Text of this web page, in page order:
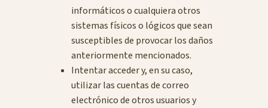
informáticos o cualquiera otros
sistemas físicos o lógicos que sean
susceptibles de provocar los daños
anteriormente mencionados.
Intentar acceder y, en su caso,
utilizar las cuentas de correo
electrónico de otros usuarios y